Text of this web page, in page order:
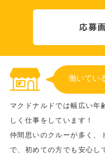
働いてい
マクドナルドでは幅広い年
しく仕事をしています！
仲間思いのクルーが多く、
で、初めての方でも安心し